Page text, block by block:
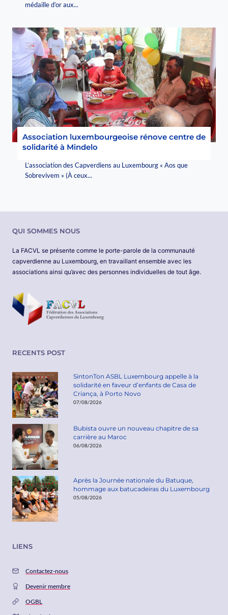
médaille d’or aux...
Association luxembourgeoise rénove centre de
solidarité à Mindelo
L’association des Capverdiens au Luxembourg « Aos que
Sobrevivem » (À ceux...
QUI SOMMES NOUS
La FACVL se présente comme le porte-parole de la communauté
capverdienne au Luxembourg, en travaillant ensemble avec les
associations ainsi qu’avec des personnes individuelles de tout âge.
RECENTS POST
SintonTon ASBL Luxembourg appelle à la
solidarité en faveur d’enfants de Casa de
Criança, à Porto Novo
07/08/2026
Bubista ouvre un nouveau chapitre de sa
carrière au Maroc
06/08/2026
Après la Journée nationale du Batuque,
hommage aux batucadeiras du Luxembourg
05/08/2026
LIENS
Contactez-nous
Devenir membre
OGBL